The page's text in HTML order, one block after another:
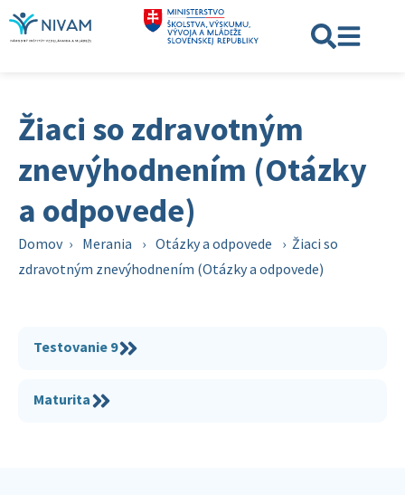
Žiaci so zdravotným
znevýhodnením (Otázky
a odpovede)
Domov › Merania › Otázky a odpovede › Žiaci so
zdravotným znevýhodnením (Otázky a odpovede)
Testovanie 9
Maturita